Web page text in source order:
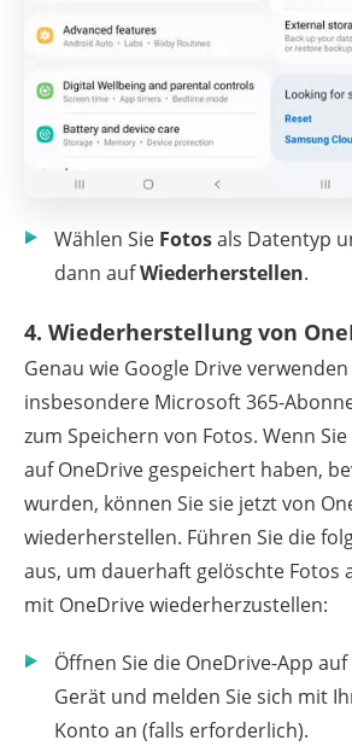
Wählen Sie Fotosals Datentyp
dann aufWiederherstellen.
4. Wiederherstellung von
Genau wie Google Drive
insbesondere Microsoft 365-
zum Speichern von Fotos. Wenn
auf OneDrive gespeichert haben,
wurden, können Sie sie jetzt von
wiederherstellen. Führen Sie die
aus, um dauerhaft gelöschte Fotos
mit OneDrive wiederherzustellen:
Öffnen Sie die OneDrive-App
Gerät und melden Sie sich mit
Konto an (falls erforderlich).